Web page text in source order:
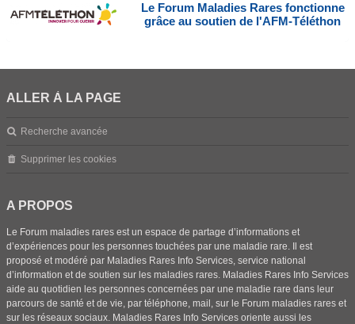
Le Forum Maladies Rares fonctionne
grâce au soutien de l'AFM-Téléthon
ALLER À LA PAGE
Recherche avancée
Supprimer les cookies
A PROPOS
Le Forum maladies rares est un espace de partage d’informations et
d’expériences pour les personnes touchées par une maladie rare. Il est
proposé et modéré par Maladies Rares Info Services, service national
d’information et de soutien sur les maladies rares. Maladies Rares Info Services
aide au quotidien les personnes concernées par une maladie rare dans leur
parcours de santé et de vie, par téléphone, mail, sur le Forum maladies rares et
sur les réseaux sociaux. Maladies Rares Info Services oriente aussi les